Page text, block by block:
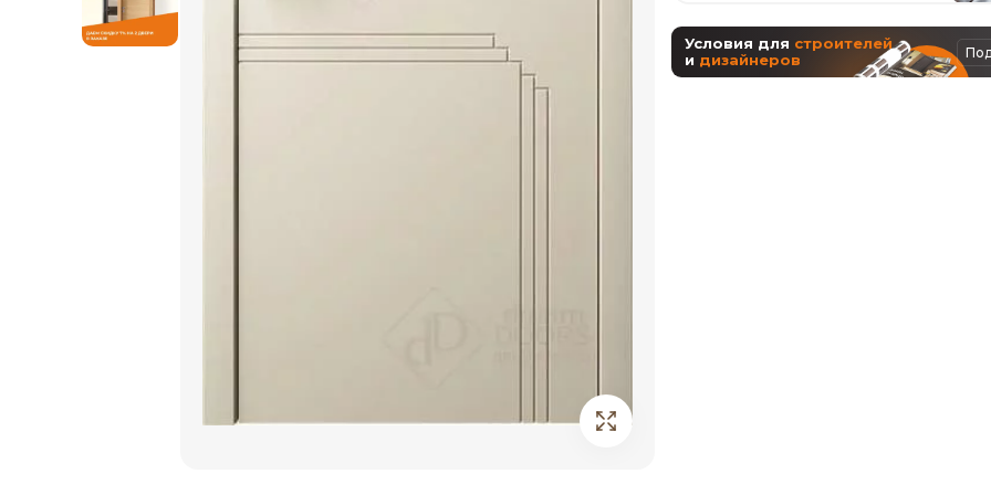
Условия для строителей
и дизайнеров